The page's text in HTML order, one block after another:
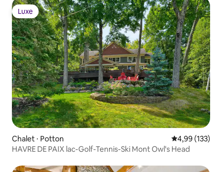
Luxe
Luxe
Chalet ⋅ Potton Évaluation
4,99 (133)
HAVRE DE PAIX lac-Golf-Tennis-Ski Mont Owl's Head